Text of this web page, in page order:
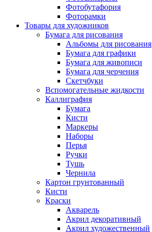
Фотобутафория
Фоторамки
Товары для художников
Бумага для рисования
Альбомы для рисования
Бумага для графики
Бумага для живописи
Бумага для черчения
Скетчбуки
Вспомогательные жидкости
Каллиграфия
Бумага
Кисти
Маркеры
Наборы
Перья
Ручки
Тушь
Чернила
Картон грунтованный
Кисти
Краски
Акварель
Акрил декоративный
Акрил художественный